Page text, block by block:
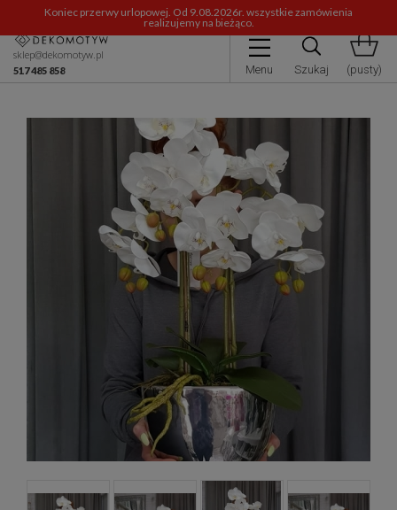
Koniec przerwy urlopowej. Od 9.08.2026r. wszystkie zamówienia
realizujemy na bieżąco.
Menu Szukaj (pusty)
sklep@dekomotyw.pl
517 485 858